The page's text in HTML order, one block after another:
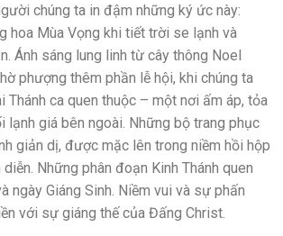
chúng ta in đậm những ký ức này:
hoa Mùa Vọng khi tiết trời se lạnh và
Ánh sáng lung linh từ cây thông Noel
phượng thêm phần lễ hội, khi chúng ta
Thánh ca quen thuộc – một nơi ấm áp, tỏa
lạnh giá bên ngoài. Những bộ trang phục
giản dị, được mặc lên trong niềm hồi hộp
Những phân đoạn Kinh Thánh quen
ngày Giáng Sinh. Niềm vui và sự phấn
với sự giáng thế của Đấng Christ.